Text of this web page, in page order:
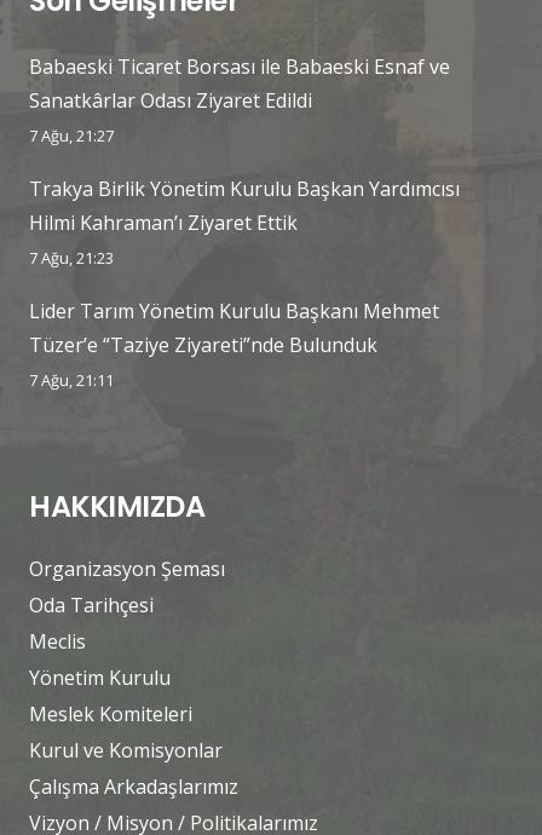
Babaeski Ticaret Borsası ile Babaeski Esnaf ve
Sanatkârlar Odası Ziyaret Edildi
7 Ağu, 21:27
Trakya Birlik Yönetim Kurulu Başkan Yardımcısı
Hilmi Kahraman’ı Ziyaret Ettik
7 Ağu, 21:23
Lider Tarım Yönetim Kurulu Başkanı Mehmet
Tüzer’e “Taziye Ziyareti”nde Bulunduk
7 Ağu, 21:11
HAKKIMIZDA
Organizasyon Şeması
Oda Tarihçesi
Meclis
Yönetim Kurulu
Meslek Komiteleri
Kurul ve Komisyonlar
Çalışma Arkadaşlarımız
Vizyon / Misyon / Politikalarımız